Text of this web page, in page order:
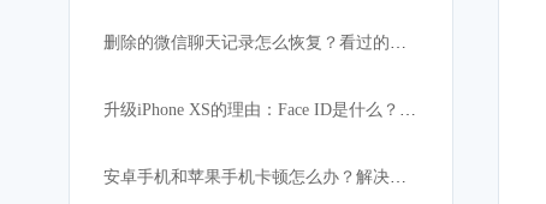
删除的微信聊天记录怎么恢复？看过的都找回了
升级iPhone XS的理由：Face ID是什么？解锁速度比上代快
安卓手机和苹果手机卡顿怎么办？解决手机卡顿小妙招